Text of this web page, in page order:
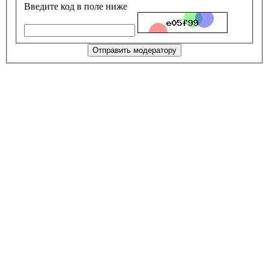
Введите код в поле ниже
Отправить модератору